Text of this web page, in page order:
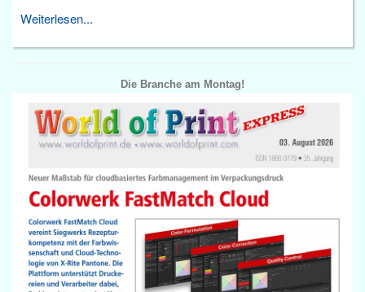
Weiterlesen...
Die Branche am Montag!